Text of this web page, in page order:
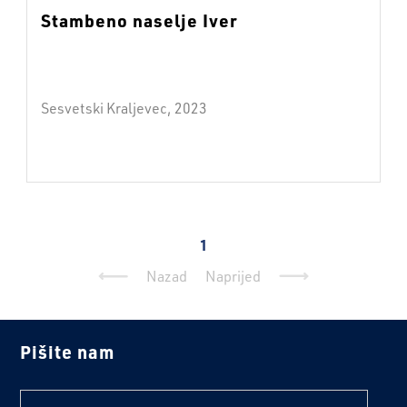
Stambeno naselje Iver
Sesvetski Kraljevec, 2023
Nazad
1
Naprijed
Pišite nam